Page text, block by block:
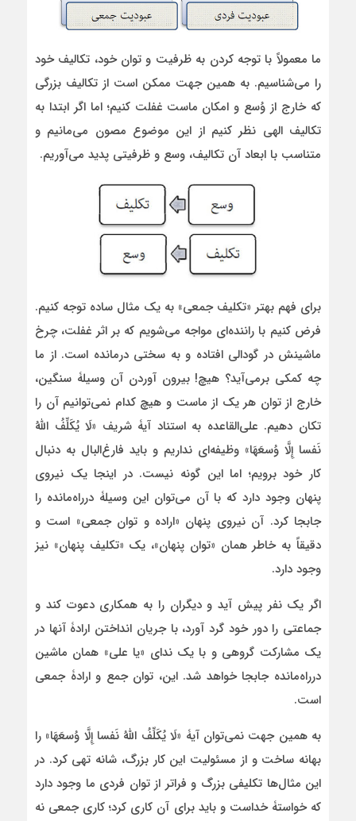
ما معمولاً با توجه کردن به ظرفیت و توان خود، تکالیف خود
را می‌شناسیم. به همین جهت ممکن است از تکالیف بزرگی
که خارج از وُسع و امکان ماست غفلت کنیم؛ اما اگر ابتدا به
تکالیف الهی نظر کنیم از این موضوع مصون می‌مانیم و
متناسب با ابعاد آن تکالیف، وسع و ظرفیتی پدید می‌آوریم.
برای فهم بهتر «تکلیف جمعی» به یک مثال ساده توجه کنیم.
فرض کنیم با راننده‌ای مواجه می‌شویم که بر اثر غفلت، چرخ
ماشینش در گودالی افتاده و به سختی درمانده است. از ما
چه کمکی برمی‌آید؟ هیچ! بیرون آوردن آن وسیلۀ سنگین،
خارج از توان هر یک از ماست و هیچ کدام نمی‌توانیم آن را
تکان دهیم. علی‌القاعده به استناد آیۀ شریف «لَا یُکَلِّفُ اللَّهُ
نَفسا إِلَّا وُسعَهَا» وظیفه‌ای نداریم و باید فارغ‌البال به دنبال
کار خود برویم؛ اما این گونه نیست. در اینجا یک نیروی
پنهان وجود دارد که با آن می‌توان این وسیلۀ درراه‌مانده را
جابجا کرد. آن نیروی پنهان «اراده و توان جمعی» است و
دقیقاً به خاطر همان «توان پنهان»، یک «تکلیف پنهان» نیز
وجود دارد.
اگر یک نفر پیش آید و دیگران را به همکاری دعوت کند و
جماعتی را دور خود گرد آورد، با جریان انداختن ارادۀ آنها در
یک مشارکت گروهی و با یک ندای «یا علی» همان ماشین
درراه‌مانده جابجا خواهد شد. این، توان جمع و ارادۀ جمعی
است.
به همین جهت نمی‌توان آیۀ «لَا یُکَلِّفُ اللَّهُ نَفسا إِلَّا وُسعَهَا» را
بهانه ساخت و از مسئولیت این کار بزرگ، شانه تهی کرد. در
این مثال‌ها تکلیفی بزرگ و فراتر از توان فردی ما وجود دارد
که خواستۀ خداست و باید برای آن کاری کرد؛ کاری جمعی نه